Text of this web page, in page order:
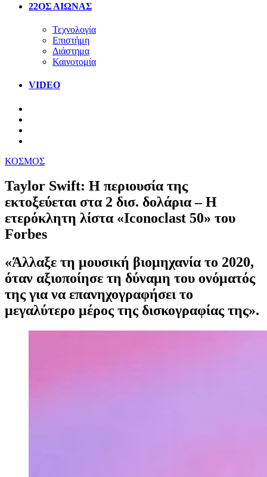
22ΟΣ ΑΙΩΝΑΣ
Τεχνολογία
Επιστήμη
Διάστημα
Καινοτομία
VIDEO
ΚΟΣΜΟΣ
Taylor Swift: Η περιουσία της
εκτοξεύεται στα 2 δισ. δολάρια – Η
ετερόκλητη λίστα «Iconoclast 50» του
Forbes
«Άλλαξε τη μουσική βιομηχανία το 2020,
όταν αξιοποίησε τη δύναμη του ονόματός
της για να επανηχογραφήσει το
μεγαλύτερο μέρος της δισκογραφίας της».